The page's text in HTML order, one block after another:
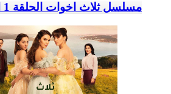
مسلسل ثلاث اخوات الحلقة 1 الاولى مدبلج